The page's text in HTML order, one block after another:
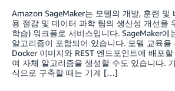
Amazon SageMaker는 모델의 개발, 훈련 및
용 절감 및 데이터 과학 팀의 생산성 개선을
학습) 워크플로 서비스입니다. SageMaker에
알고리즘이 포함되어 있습니다. 모델 교육을
Docker 이미지와 REST 엔드포인트에 배포
여 자체 알고리즘을 생성할 수도 있습니다.
식으로 구축할 때는 기계 […]